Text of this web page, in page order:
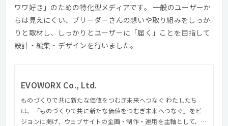
ワワ好き」のための特化型メディアです。 一般のユーザーか
らは見えにくい、ブリーダーさんの想いや取り組みをしっか
りと取材し、しっかりとユーザーに「届く」ことを目指して
設計・編集・デザインを行いました。
EVOWORX Co., Ltd.
ものづくりで共に新たな価値をつむぎ未来へつなぐ わたしたち
は、「ものづくりで共に新たな価値をつむぎ未来へつなぐ」をビ
ジョンに掲げ、ウェブサイトの企画・制作・運用を主軸として、コ